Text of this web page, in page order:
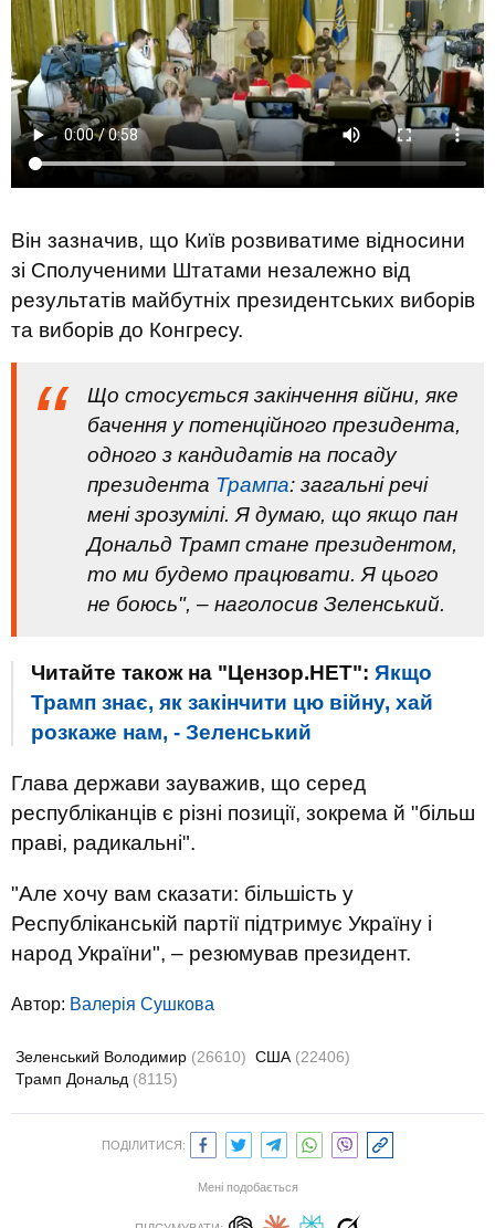
Він зазначив, що Київ розвиватиме відносини
зі Сполученими Штатами незалежно від
результатів майбутніх президентських виборів
та виборів до Конгресу.
Що стосується закінчення війни, яке
бачення у потенційного президента,
одного з кандидатів на посаду
президента Трампа: загальні речі
мені зрозумілі. Я думаю, що якщо пан
Дональд Трамп стане президентом,
то ми будемо працювати. Я цього
не боюсь", – наголосив Зеленський.
Читайте також на "Цензор.НЕТ": Якщо
Трамп знає, як закінчити цю війну, хай
розкаже нам, - Зеленський
Глава держави зауважив, що серед
республіканців є різні позиції, зокрема й "більш
праві, радикальні".
"Але хочу вам сказати: більшість у
Республіканській партії підтримує Україну і
народ України", – резюмував президент.
Автор: Валерiя Сушкова
Зеленський Володимир (26610) США (22406)
Трамп Дональд (8115)
ПОДІЛИТИСЯ:
Мені подобається